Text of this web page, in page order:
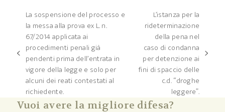
post
precedente:
La sospensione del processo e
la messa alla prova ex L. n.
67/2014 applicata ai
procedimenti penali già
pendenti prima dell’entrata in
vigore della legge e solo per
alcuni dei reati contestati al
richiedente.
articolo
successivo:
L’istanza per la
rideterminazione
della pena nel
caso di condanna
per detenzione ai
fini di spaccio delle
c.d. “droghe
leggere”.
Vuoi avere la migliore difesa?